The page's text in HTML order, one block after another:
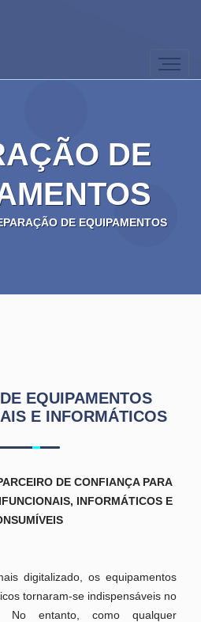
DE
DE EQUIPAMENTOS
EQUIPAMENTOS
E INFORMÁTICOS
DE CONFIANÇA PARA
INFORMÁTICOS E
digitalizado, os equipamentos
tornaram-se indispensáveis no
No entanto, como qualquer